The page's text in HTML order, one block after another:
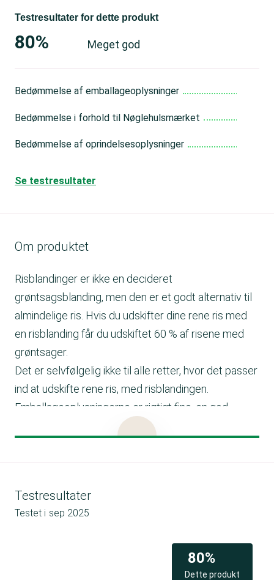
Testresultater for dette produkt
80% Meget god
Bedømmelse af emballageoplysninger
Bedømmelse i forhold til Nøglehulsmærket
Bedømmelse af oprindelsesoplysninger
Se testresultater
Om produktet
Risblandinger er ikke en decideret
grøntsagsblanding, men den er et godt alternativ til
almindelige ris. Hvis du udskifter dine rene ris med
en risblanding får du udskiftet 60 % af risene med
grøntsager.
Det er selvfølgelig ikke til alle retter, hvor det passer
ind at udskifte rene ris, med risblandingen.
Emballageoplysningerne er rigtigt fine, en god
forbrugeroplysning ville være at præcisere
Tilberedningsforslag
tilbehør - opvarmningen tager 3-5 minutter afhængig
af, om du steger blandingen på panden eller varmer
Du kan også bruge risblanding til en nem
mexicanskinspireret risret - steg hakket oksekød i
Testresultater
Testet i sep 2025
Dette produkt
80%